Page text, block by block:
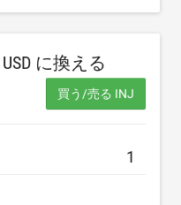
USD に換える
買う/売る INJ